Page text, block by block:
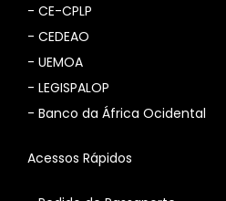
- CE-CPLP
- CEDEAO
- UEMOA
- LEGISPALOP
- Banco da África Ocidental
Acessos Rápidos